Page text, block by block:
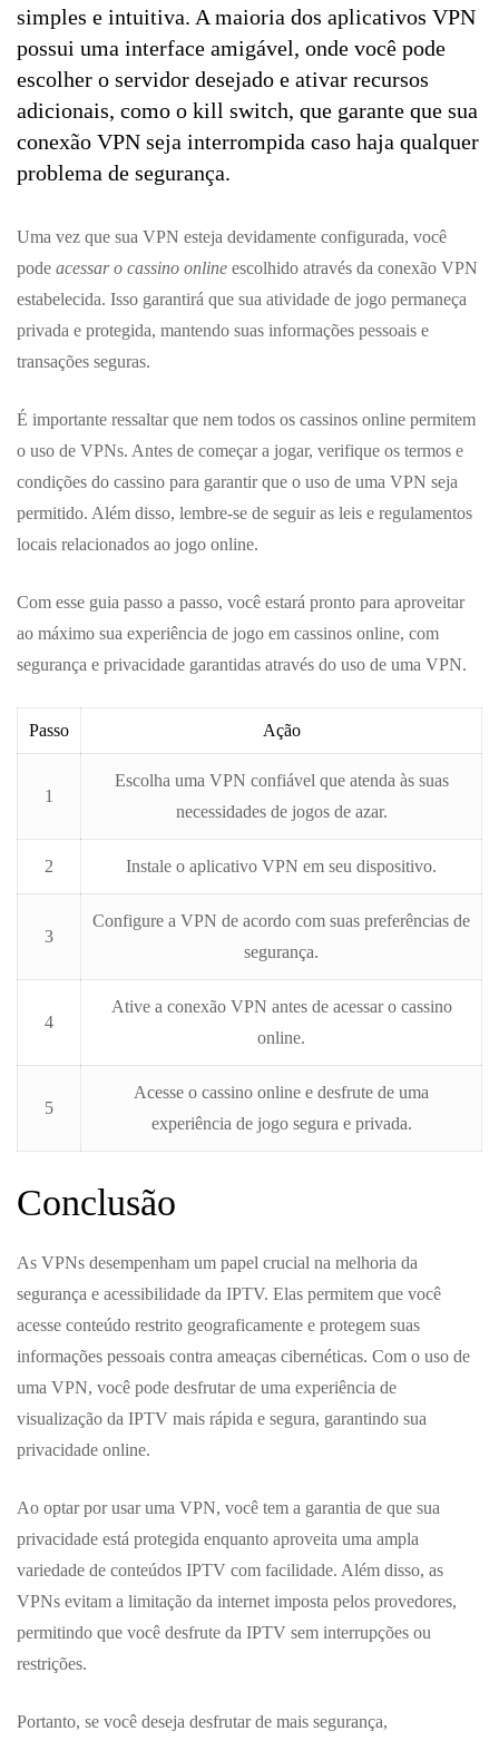
simples e intuitiva. A maioria dos aplicativos VPN
possui uma interface amigável, onde você pode
escolher o servidor desejado e ativar recursos
adicionais, como o kill switch, que garante que sua
conexão VPN seja interrompida caso haja qualquer
problema de segurança.
Uma vez que sua VPN esteja devidamente configurada, você
pode acessar o cassino online escolhido através da conexão VPN
estabelecida. Isso garantirá que sua atividade de jogo permaneça
privada e protegida, mantendo suas informações pessoais e
transações seguras.
É importante ressaltar que nem todos os cassinos online permitem
o uso de VPNs. Antes de começar a jogar, verifique os termos e
condições do cassino para garantir que o uso de uma VPN seja
permitido. Além disso, lembre-se de seguir as leis e regulamentos
locais relacionados ao jogo online.
Com esse guia passo a passo, você estará pronto para aproveitar
ao máximo sua experiência de jogo em cassinos online, com
segurança e privacidade garantidas através do uso de uma VPN.
Passo Ação
1
Escolha uma VPN confiável que atenda às suas
necessidades de jogos de azar.
2 Instale o aplicativo VPN em seu dispositivo.
3
Configure a VPN de acordo com suas preferências de
segurança.
4
Ative a conexão VPN antes de acessar o cassino
online.
5
Acesse o cassino online e desfrute de uma
experiência de jogo segura e privada.
Conclusão
As VPNs desempenham um papel crucial na melhoria da
segurança e acessibilidade da IPTV. Elas permitem que você
acesse conteúdo restrito geograficamente e protegem suas
informações pessoais contra ameaças cibernéticas. Com o uso de
uma VPN, você pode desfrutar de uma experiência de
visualização da IPTV mais rápida e segura, garantindo sua
privacidade online.
Ao optar por usar uma VPN, você tem a garantia de que sua
privacidade está protegida enquanto aproveita uma ampla
variedade de conteúdos IPTV com facilidade. Além disso, as
VPNs evitam a limitação da internet imposta pelos provedores,
permitindo que você desfrute da IPTV sem interrupções ou
restrições.
Portanto, se você deseja desfrutar de mais segurança,